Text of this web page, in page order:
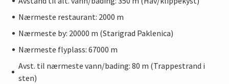
Nærmeste restaurant: 2000 m
Nærmeste by: 20000 m (Starigrad Paklenica)
Nærmeste flyplass: 67000 m
Avst. til nærmeste vann/bading: 80 m (Trappestrand i
sten)